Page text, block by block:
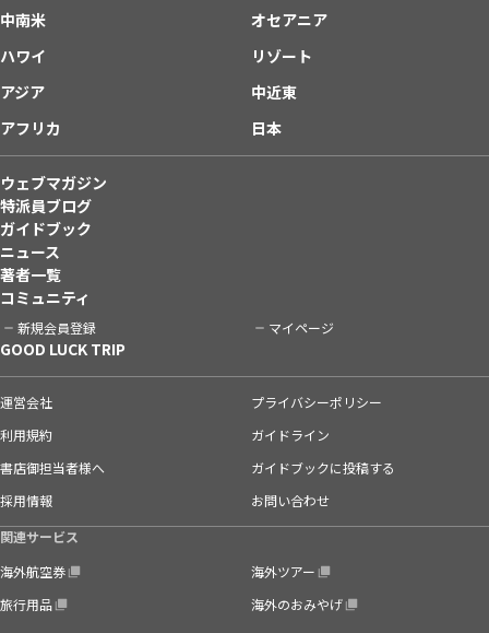
中南米
オセアニア
ハワイ
リゾート
アジア
中近東
アフリカ
日本
ウェブマガジン
特派員ブログ
ガイドブック
ニュース
著者一覧
コミュニティ
新規会員登録 マイページ
GOOD LUCK TRIP
運営会社
プライバシーポリシー
利用規約
ガイドライン
書店御担当者様へ
ガイドブックに投稿する
採用情報
お問い合わせ
関連サービス
海外航空券
海外ツアー
旅行用品
海外のおみやげ